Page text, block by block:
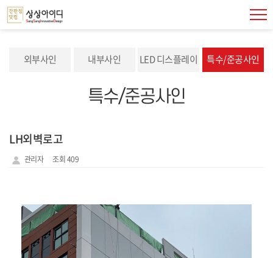
외부사인 내부사인 LED 디스플레이 특수/준공사인
특수/준공사인
LH외벽로고
관리자 조회 409